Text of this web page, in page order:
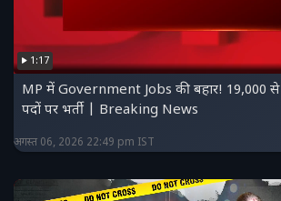
1:17
MP में Government Jobs की बहार! 19,000 से ज्यादा
पदों पर भर्ती | Breaking News
अगस्त 06, 2026 22:49 pm IST